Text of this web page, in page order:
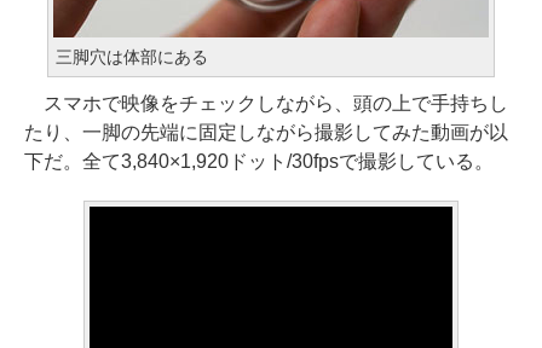
三脚穴は体部にある
スマホで映像をチェックしながら、頭の上で手持ちし
たり、一脚の先端に固定しながら撮影してみた動画が以
下だ。全て3,840×1,920ドット/30fpsで撮影している。